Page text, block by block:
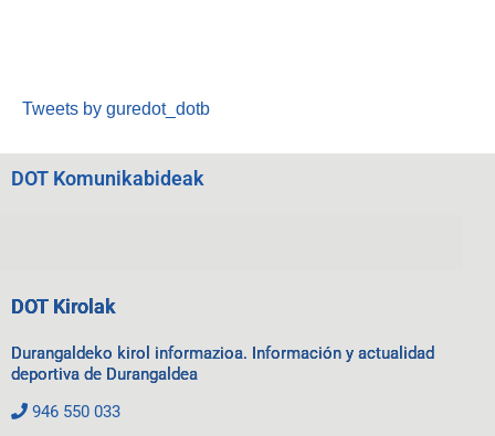
Tweets by guredot_dotb
DOT Komunikabideak
DOT Kirolak
Durangaldeko kirol informazioa. Información y actualidad
deportiva de Durangaldea
946 550 033